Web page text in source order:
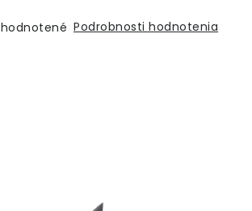
Podrobnosti hodnotenia